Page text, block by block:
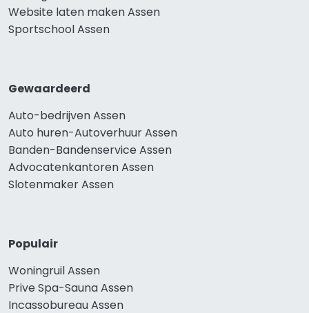
Website laten maken Assen
Sportschool Assen
Gewaardeerd
Auto-bedrijven Assen
Auto huren-Autoverhuur Assen
Banden-Bandenservice Assen
Advocatenkantoren Assen
Slotenmaker Assen
Populair
Woningruil Assen
Prive Spa-Sauna Assen
Incassobureau Assen